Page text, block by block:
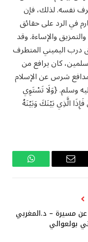
نفسه. لذلك، فإن
في الرد على حقائق
والإساءة. وقد
درب اليميني المتطرف
كان يرافع من
مدافع شرس عن الإسلام
وسلم. {وَلَا تَسْتَوِي
الَّذِي بَيْنَكَ وَبَيْنَهُ
البريد
واتساب
عن مسيرة – د.المغربي
بولعوالي